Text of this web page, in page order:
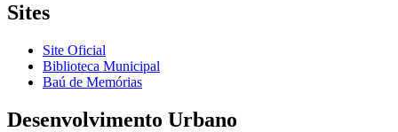
Sites
Site Oficial
Biblioteca Municipal
Baú de Memórias
Desenvolvimento Urbano